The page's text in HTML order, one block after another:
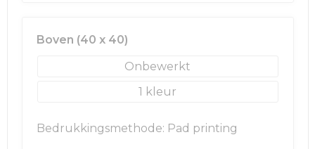
Boven (40 x 40)
Onbewerkt
1
Bedrukkingsmethode: Pad printing